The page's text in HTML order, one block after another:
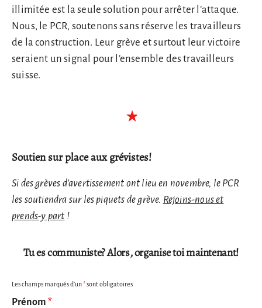
illimitée est la seule solution pour arrêter l’attaque.
Nous, le PCR, soutenons sans réserve les travailleurs
de la construction. Leur grève et surtout leur victoire
seraient un signal pour l’ensemble des travailleurs
suisse.
Soutien sur place aux grévistes!
Si des grèves d’avertissement ont lieu en novembre, le PCR
les soutiendra sur les piquets de grève. Rejoins-nous et
prends-y part !
Tu es communiste? Alors, organise toi maintenant!
Les champs marqués d’un*sont obligatoires
Prénom *